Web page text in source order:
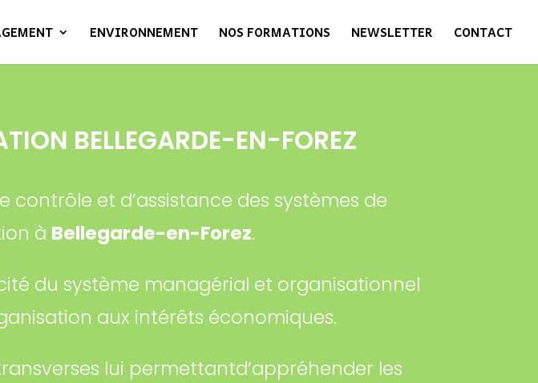
ENVIRONNEMENT NOS FORMATIONS NEWSLETTER CONTACT
BELLEGARDE-EN-FOREZ
contrôle et d’assistance des systèmes de
à Bellegarde-en-Forez.
du système managérial et organisationnel
aux intérêts économiques.
lui permettantd’appréhender les